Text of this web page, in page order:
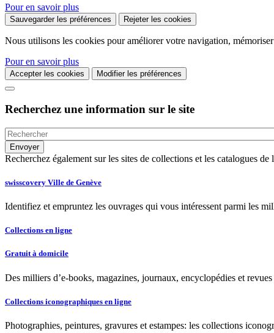
Pour en savoir plus
Sauvegarder les préférences Rejeter les cookies
Nous utilisons les cookies pour améliorer votre navigation,
Pour en savoir plus
Accepter les cookies Modifier les préférences
Recherchez une information sur le site
Recherchez également sur les sites de collections et les catalogues
swisscovery Ville de Genève
Identifiez et empruntez les ouvrages qui vous intéressent parmi les
Collections en ligne
Gratuit à domicile
Des milliers d’e-books, magazines, journaux, encyclopédies et
Collections iconographiques en ligne
Photographies, peintures, gravures et estampes: les collections